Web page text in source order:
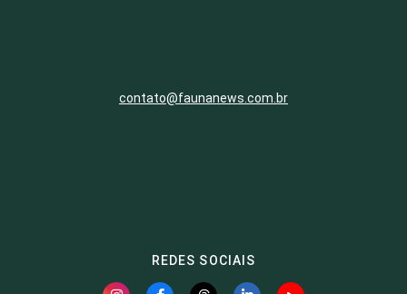
contato@faunanews.com.br
REDES SOCIAIS